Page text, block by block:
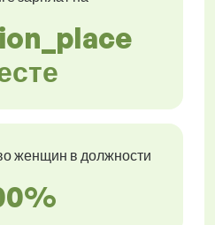
женщин в должности